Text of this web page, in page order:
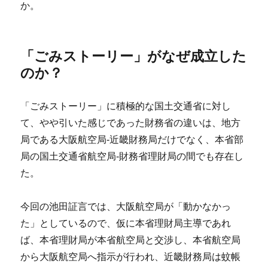
か。
「ごみストーリー」がなぜ成立した
のか？
「ごみストーリー」に積極的な国土交通省に対し
て、やや引いた感じであった財務省の違いは、地方
局である大阪航空局-近畿財務局だけでなく、本省部
局の国土交通省航空局-財務省理財局の間でも存在し
た。
今回の池田証言では、大阪航空局が「動かなかっ
た」としているので、仮に本省理財局主導であれ
ば、本省理財局が本省航空局と交渉し、本省航空局
から大阪航空局へ指示が行われ、近畿財務局は蚊帳